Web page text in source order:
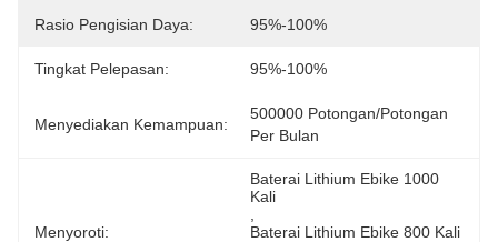
Rasio Pengisian Daya: 95%-100%
Tingkat Pelepasan: 95%-100%
Menyediakan Kemampuan:
500000 Potongan/potongan
Per Bulan
Menyoroti:
Baterai Lithium Ebike 1000
Kali
Baterai Lithium Ebike 800 Kali